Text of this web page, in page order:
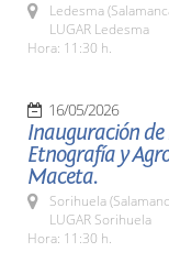
Ledesma
LUGAR Ledesma
Hora: 11:30 h.
16/05/2026
Inauguración de
Etnografía y
Maceta.
Sorihuela
LUGAR Sorihuela
Hora: 11:30 h.